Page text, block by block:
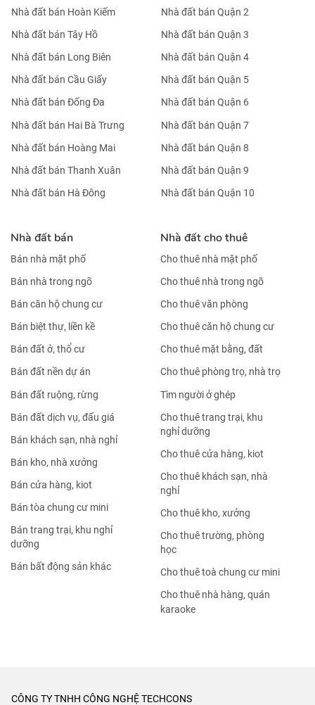
Nhà đất bán Hoàn Kiếm
Nhà đất bán Tây Hồ
Nhà đất bán Long Biên
Nhà đất bán Cầu Giấy
Nhà đất bán Đống Đa
Nhà đất bán Hai Bà Trưng
Nhà đất bán Hoàng Mai
Nhà đất bán Thanh Xuân
Nhà đất bán Hà Đông
Nhà đất bán Quận 2
Nhà đất bán Quận 3
Nhà đất bán Quận 4
Nhà đất bán Quận 5
Nhà đất bán Quận 6
Nhà đất bán Quận 7
Nhà đất bán Quận 8
Nhà đất bán Quận 9
Nhà đất bán Quận 10
Nhà đất bán
Bán nhà mặt phố
Bán nhà trong ngõ
Bán căn hộ chung cư
Bán biệt thự, liền kề
Bán đất ở, thổ cư
Bán đất nền dự án
Bán đất ruộng, rừng
Bán đất dịch vụ, đấu giá
Bán khách sạn, nhà nghỉ
Bán kho, nhà xưởng
Bán cửa hàng, kiot
Bán tòa chung cư mini
Bán trang trại, khu nghỉ
dưỡng
Bán bất động sản khác
Nhà đất cho thuê
Cho thuê nhà mặt phố
Cho thuê nhà trong ngõ
Cho thuê văn phòng
Cho thuê căn hộ chung cư
Cho thuê mặt bằng, đất
Cho thuê phòng trọ, nhà trọ
Tìm người ở ghép
Cho thuê trang trại, khu
nghỉ dưỡng
Cho thuê cửa hàng, kiot
Cho thuê khách sạn, nhà
nghỉ
Cho thuê kho, xưởng
Cho thuê trường, phòng
học
Cho thuê toà chung cư mini
Cho thuê nhà hàng, quán
karaoke
CÔNG TY TNHH CÔNG NGHỆ TECHCONS